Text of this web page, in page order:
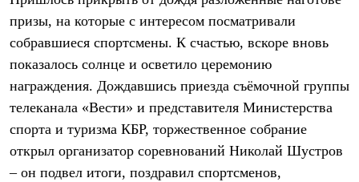
Легкоходные
Альпинистские
Городские
Аксессуары для рюкзаков
Спальные мешки
Пуховые
Комбинированные
С синтетическим утеплителем
Аксессуары для спальников
Баулы
Кошельки
призы, на которые с интересом посматривали
собравшиеся спортсмены. К счастью, вскоре вновь
показалось солнце и осветило церемонию
награждения. Дождавшись приезда съёмочной группы
телеканала «Вести» и представителя Министерства
спорта и туризма КБР, торжественное собрание
открыл организатор соревнований Николай Шустров
– он подвел итоги, поздравил спортсменов,